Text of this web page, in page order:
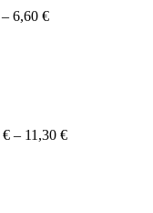
– 6,60 €
€ – 11,30 €